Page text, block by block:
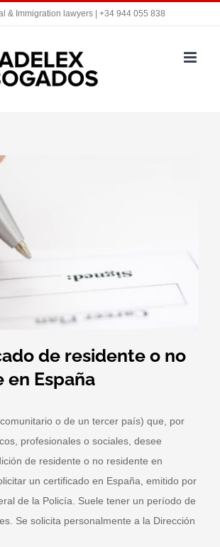
& Immigration lawyers | +34 944 055 838
de residente o no
en España
o de un tercer país) que, por
profesionales o sociales, desee
de residente o no residente en
un certificado en España, emitido por
de la Policía. Suele tener un período de
Se solicita personalmente a la Dirección